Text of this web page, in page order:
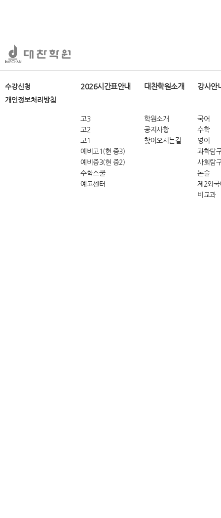
수강신청
개인정보처리방침
2026시간표안내
고3
고2
고1
예비고1(현 중3)
예비중3(현 중2)
수학스쿨
예고센터
대찬학원소개
학원소개
공지사항
찾아오시는길
강사안
국어
수학
영어
과학탐
사회탐
논술
제2외국
비교과